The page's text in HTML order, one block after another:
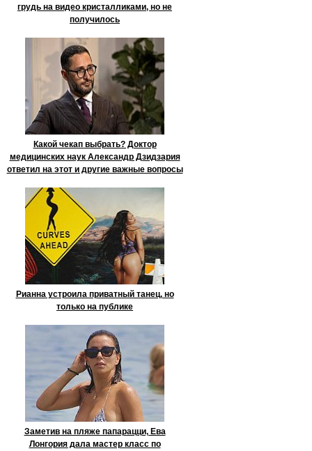
грудь на видео кристалликами, но не
получилось
Какой чекап выбрать? Доктор
медицинских наук Александр Дзидзария
ответил на этот и другие важные вопросы
Рианна устроила приватный танец, но
только на публике
Заметив на пляже папарацци, Ева
Лонгория дала мастер класс по